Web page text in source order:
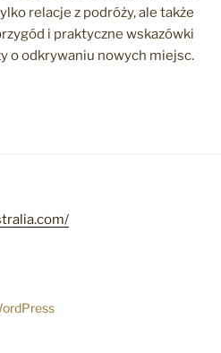
relacje z podróży, ale także
i praktyczne wskazówki
o odkrywaniu nowych miejsc.